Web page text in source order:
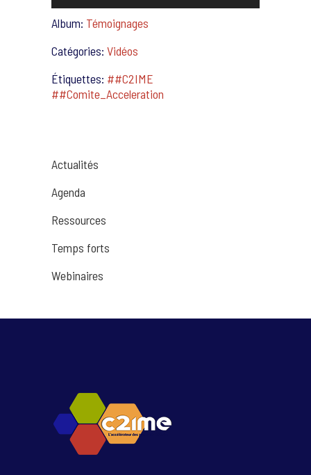
Album: Témoignages
Catégories: Vidéos
Étiquettes: ##C2IME
##Comite_Acceleration
Actualités
Agenda
Ressources
Temps forts
Webinaires